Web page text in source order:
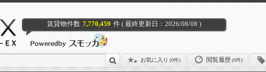
賃貸物件数 7,770,459 件 ( 最終更新日：2026/08/08 )
お気に入り (0件) 閲覧履歴(0件)